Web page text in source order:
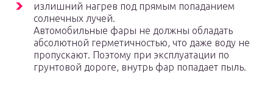
излишний нагрев под прямым попаданием
солнечных лучей.
Автомобильные фары не должны обладать
абсолютной герметичностью, что даже воду не
пропускают. Поэтому при эксплуатации по
грунтовой дороге, внутрь фар попадает пыль.